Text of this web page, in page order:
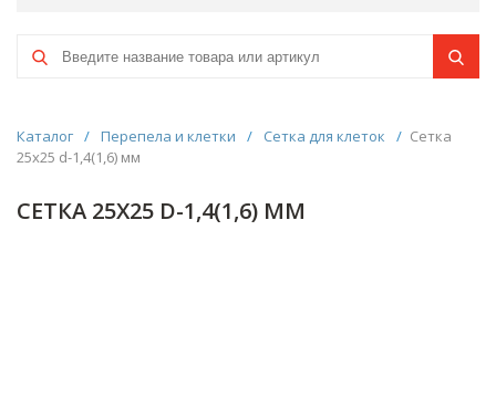
Каталог / Перепела и клетки / Сетка для клеток / Сетка
25х25 d-1,4(1,6) мм
СЕТКА 25Х25 D-1,4(1,6) ММ